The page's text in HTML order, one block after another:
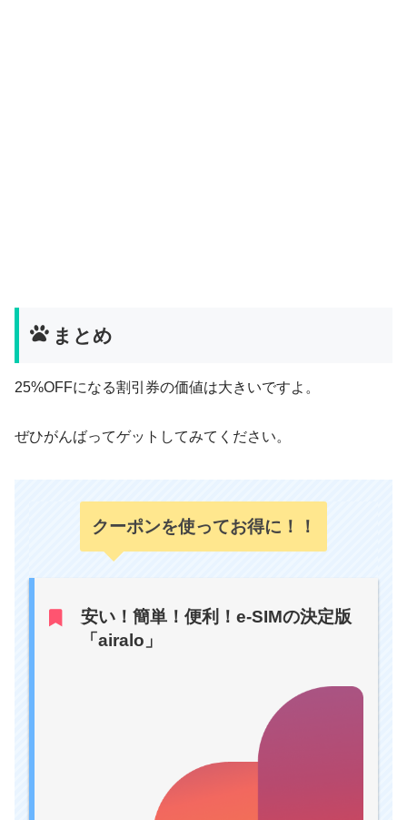
まとめ
25%OFFになる割引券の価値は大きいですよ。
ぜひがんばってゲットしてみてください。
クーポンを使ってお得に！！
安い！簡単！便利！e-SIMの決定版
「airalo」